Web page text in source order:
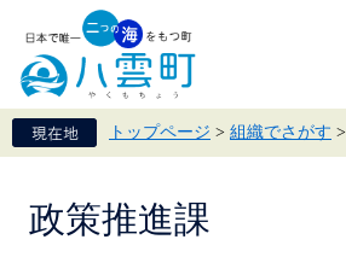
頭
で
す。
飛
ば
し
トップページ > 組織でさがす >
政策推進課